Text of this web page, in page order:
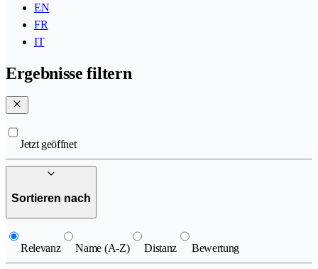
EN
FR
IT
Ergebnisse filtern
Jetzt geöffnet
Sortieren nach
Relevanz Name (A-Z) Distanz Bewertung